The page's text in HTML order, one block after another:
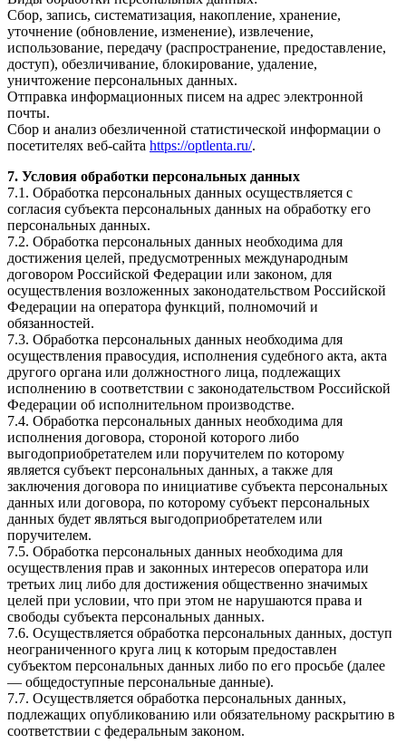
Сбор, запись, систематизация, накопление, хранение,
уточнение (обновление, изменение), извлечение,
использование, передачу (распространение, предоставление,
доступ), обезличивание, блокирование, удаление,
уничтожение персональных данных.
Отправка информационных писем на адрес электронной
почты.
Сбор и анализ обезличенной статистической информации о
посетителях веб-сайта https://optlenta.ru/.
7. Условия обработки персональных данных
7.1. Обработка персональных данных осуществляется с
согласия субъекта персональных данных на обработку его
персональных данных.
7.2. Обработка персональных данных необходима для
достижения целей, предусмотренных международным
договором Российской Федерации или законом, для
осуществления возложенных законодательством Российской
Федерации на оператора функций, полномочий и
обязанностей.
7.3. Обработка персональных данных необходима для
осуществления правосудия, исполнения судебного акта, акта
другого органа или должностного лица, подлежащих
исполнению в соответствии с законодательством Российской
Федерации об исполнительном производстве.
7.4. Обработка персональных данных необходима для
исполнения договора, стороной которого либо
выгодоприобретателем или поручителем по которому
является субъект персональных данных, а также для
заключения договора по инициативе субъекта персональных
данных или договора, по которому субъект персональных
данных будет являться выгодоприобретателем или
поручителем.
7.5. Обработка персональных данных необходима для
осуществления прав и законных интересов оператора или
третьих лиц либо для достижения общественно значимых
целей при условии, что при этом не нарушаются права и
свободы субъекта персональных данных.
7.6. Осуществляется обработка персональных данных, доступ
неограниченного круга лиц к которым предоставлен
субъектом персональных данных либо по его просьбе (далее
— общедоступные персональные данные).
7.7. Осуществляется обработка персональных данных,
подлежащих опубликованию или обязательному раскрытию в
соответствии с федеральным законом.